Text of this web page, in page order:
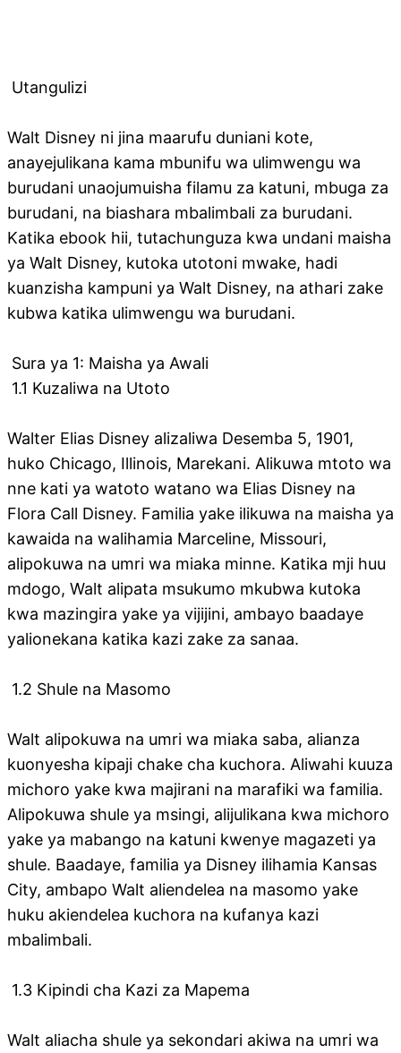
Utangulizi
Walt Disney ni jina maarufu duniani kote,
anayejulikana kama mbunifu wa ulimwengu wa
burudani unaojumuisha filamu za katuni, mbuga za
burudani, na biashara mbalimbali za burudani.
Katika ebook hii, tutachunguza kwa undani maisha
ya Walt Disney, kutoka utotoni mwake, hadi
kuanzisha kampuni ya Walt Disney, na athari zake
kubwa katika ulimwengu wa burudani.
Sura ya 1: Maisha ya Awali
1.1 Kuzaliwa na Utoto
Walter Elias Disney alizaliwa Desemba 5, 1901,
huko Chicago, Illinois, Marekani. Alikuwa mtoto wa
nne kati ya watoto watano wa Elias Disney na
Flora Call Disney. Familia yake ilikuwa na maisha ya
kawaida na walihamia Marceline, Missouri,
alipokuwa na umri wa miaka minne. Katika mji huu
mdogo, Walt alipata msukumo mkubwa kutoka
kwa mazingira yake ya vijijini, ambayo baadaye
yalionekana katika kazi zake za sanaa.
1.2 Shule na Masomo
Walt alipokuwa na umri wa miaka saba, alianza
kuonyesha kipaji chake cha kuchora. Aliwahi kuuza
michoro yake kwa majirani na marafiki wa familia.
Alipokuwa shule ya msingi, alijulikana kwa michoro
yake ya mabango na katuni kwenye magazeti ya
shule. Baadaye, familia ya Disney ilihamia Kansas
City, ambapo Walt aliendelea na masomo yake
huku akiendelea kuchora na kufanya kazi
mbalimbali.
1.3 Kipindi cha Kazi za Mapema
Walt aliacha shule ya sekondari akiwa na umri wa